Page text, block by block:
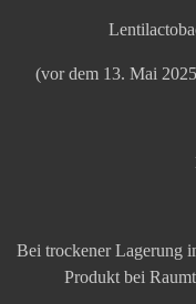
(vor dem 13. Mai
Bei trockener Lagerung
Produkt bei